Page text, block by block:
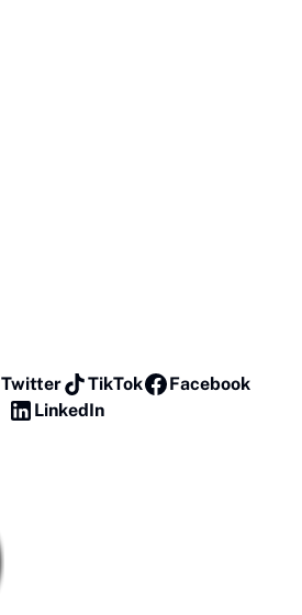
Twitter TikTok
Facebook
LinkedIn